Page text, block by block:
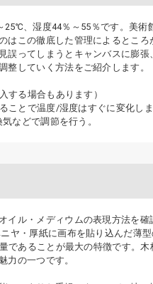
、湿度44％～55％です。美術
はこの徹底した管理によるとこ
ってしまうとキャンバスに膨
していく方法をご紹介します。
する場合もあります）
ことで温度/湿度はすぐに変化しま
などで調節を行う。
イル・メディウムの表現方法を
ヤ・厚紙に画布を貼り込んだ薄
であることが最大の特徴です。
力の一つです。